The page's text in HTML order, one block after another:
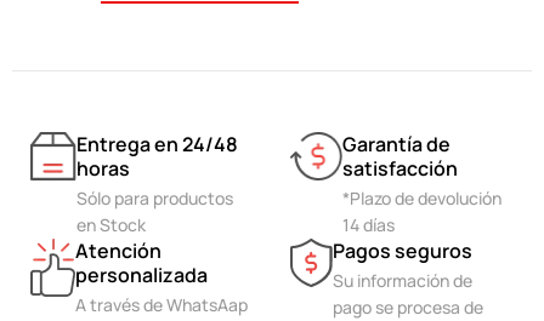
Entrega en 24/48
horas
Sólo para productos
en Stock
Garantía de
satisfacción
*Plazo de devolución
14 días
Atención
personalizada
A través de WhatsAap
Pagos seguros
Su información de
pago se procesa de